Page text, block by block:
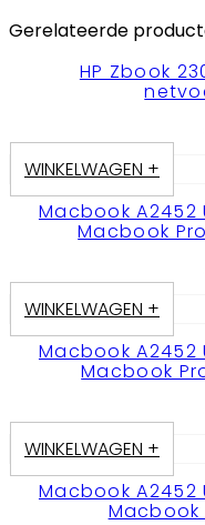
Gerelateerde
HP Zbook
WINKELWAGEN +
Macbook A2452
Macbook
WINKELWAGEN +
Macbook A2452
Macbook
WINKELWAGEN +
Macbook A2452
Macbook